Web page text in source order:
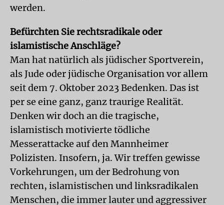
werden.
Befürchten Sie rechtsradikale oder
islamistische Anschläge?
Man hat natürlich als jüdischer Sportverein,
als Jude oder jüdische Organisation vor allem
seit dem 7. Oktober 2023 Bedenken. Das ist
per se eine ganz, ganz traurige Realität.
Denken wir doch an die tragische,
islamistisch motivierte tödliche
Messerattacke auf den Mannheimer
Polizisten. Insofern, ja. Wir treffen gewisse
Vorkehrungen, um der Bedrohung von
rechten, islamistischen und linksradikalen
Menschen, die immer lauter und aggressiver